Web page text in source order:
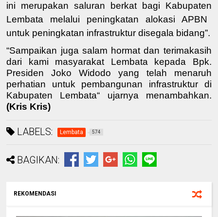
ini merupakan saluran berkat bagi Kabupaten
Lembata melalui peningkatan alokasi APBN
untuk peningkatan infrastruktur disegala bidang”.
“Sampaikan juga salam hormatdan terimakasih
dari
kami masyarakat Lembata kepada Bpk.
Presiden
Joko Widodo yang telah menaruh
perhatian untuk pembangunan infrastruktur di
Kabupaten Lembata“ ujarnya menambahkan.
(Kris Kris)
LABELS: Lembata 574
BAGIKAN:
REKOMENDASI